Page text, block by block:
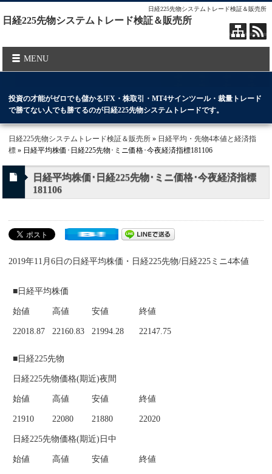
日経225先物システムトレード検証＆販売所
日経225先物システムトレード検証＆販売所
MENU
投資の才能がゼロでも儲かる!FX・株取引・MT4サインツール・裁量トレード
で勝てない人でも勝てるのが日経225先物システムトレードです。
日経225先物システムトレード検証＆販売所 » 日経平均・先物4本値と経済指
標 » 日経平均株価･日経225先物･ミニ価格･今夜経済指標181106
日経平均株価･日経225先物･ミニ価格･今夜経済指標
181106
2019年11月6日の日経平均株価・日経225先物/日経225ミニ4本値
■日経平均株価
始値 高値 安値 終値
22018.87 22160.83 21994.28 22147.75
■日経225先物
日経225先物価格(期近)夜間
始値 高値 安値 終値
21910 22080 21880 22020
日経225先物価格(期近)日中
始値 高値 安値 終値